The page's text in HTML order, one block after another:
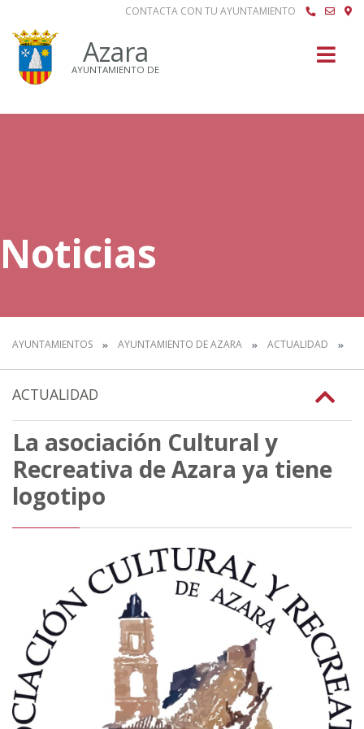
CONTACTA CON TU AYUNTAMIENTO
Azara
AYUNTAMIENTO DE
Noticias
AYUNTAMIENTOS AYUNTAMIENTO DE AZARA ACTUALIDAD
ACTUALIDAD
La asociación Cultural y
Recreativa de Azara ya tiene
logotipo